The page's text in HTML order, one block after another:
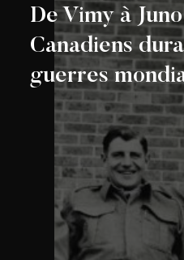
De Vimy à
Canadiens
guerres